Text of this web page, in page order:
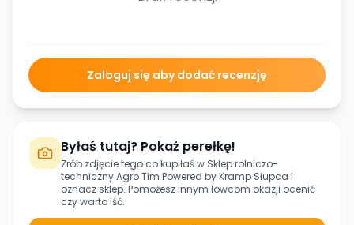
Zaloguj się aby dodać recenzję
Byłaś tutaj? Pokaż perełkę!
Zrób zdjęcie tego co kupiłaś w Sklep rolniczo-
techniczny Agro Tim Powered by Kramp Słupca i
oznacz sklep. Pomożesz innym łowcom okazji ocenić
czy warto iść.